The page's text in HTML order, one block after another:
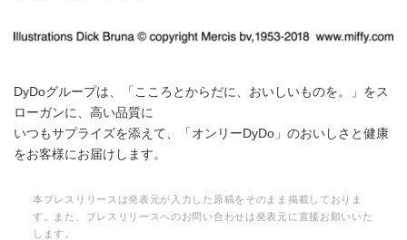
DyDoグループは、「こころとからだに、おいしいものを。」をス
ローガンに、高い品質に
いつもサプライズを添えて、「オンリーDyDo」のおいしさと健康
をお客様にお届けします。
本プレスリリースは発表元が入力した原稿をそのまま掲載しておりま
す。また、プレスリリースへのお問い合わせは発表元に直接お願いいた
します。